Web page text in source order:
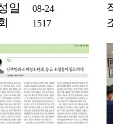
일
08-24
1517